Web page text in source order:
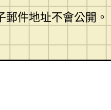
件地址不會公開。